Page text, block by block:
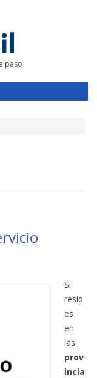
paso
Si
resid
es
en
las
prov
incia